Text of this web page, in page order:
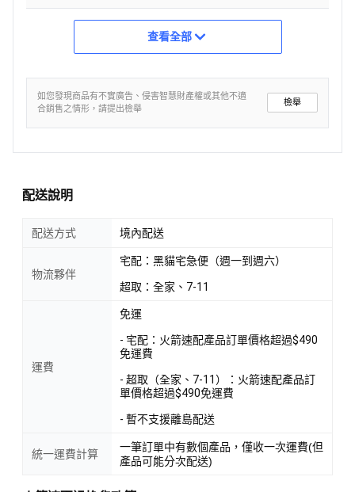
查看全部
如您發現商品有不實廣告、侵害智慧財產權或其他不適
合銷售之情形，請提出檢舉
檢舉
配送說明
配送方式 境內配送
物流夥伴
宅配：黑貓宅急便（週一到週六）
超取：全家、7-11
運費
免運
- 宅配：火箭速配產品訂單價格超過$490
免運費
- 超取（全家、7-11）：火箭速配產品訂
單價格超過$490免運費
- 暫不支援離島配送
統一運費計算
一筆訂單中有數個產品，僅收一次運費(但
產品可能分次配送)